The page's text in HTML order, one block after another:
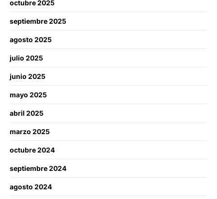
octubre 2025
septiembre 2025
agosto 2025
julio 2025
junio 2025
mayo 2025
abril 2025
marzo 2025
octubre 2024
septiembre 2024
agosto 2024